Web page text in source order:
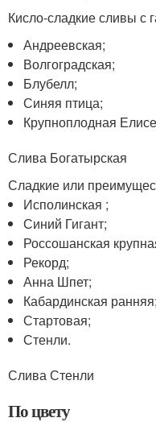
Кисло-сладкие сливы с
Андреевская;
Волгоградская;
Блубелл;
Синяя птица;
Крупноплодная
Слива Богатырская
Сладкие или
Исполинская ;
Синий Гигант;
Россошанская
Рекорд;
Анна Шпет;
Кабардинская ранняя;
Стартовая;
Стенли.
Слива Стенли
По цвету